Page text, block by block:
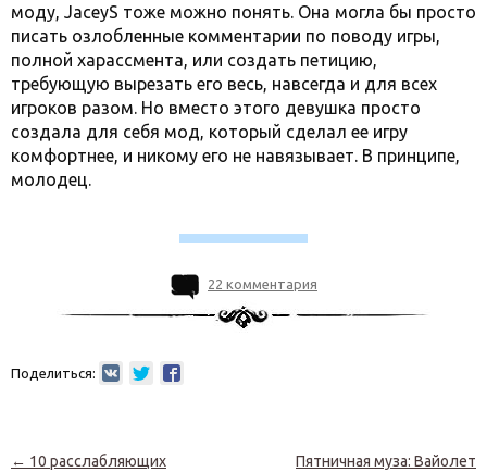
моду, JaceyS тоже можно понять. Она могла бы просто
писать озлобленные комментарии по поводу игры,
полной харассмента, или создать петицию,
требующую вырезать его весь, навсегда и для всех
игроков разом. Но вместо этого девушка просто
создала для себя мод, который сделал ее игру
комфортнее, и никому его не навязывает. В принципе,
молодец.
22 комментария
Поделиться:
Навигация по записям
← 10 расслабляющих
Пятничная муза: Вайолет